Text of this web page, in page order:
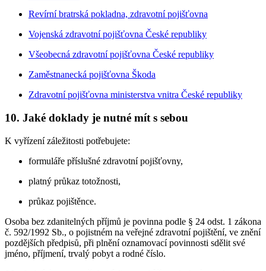
Revírní bratrská pokladna, zdravotní pojišťovna
Vojenská zdravotní pojišťovna České republiky
Všeobecná zdravotní pojišťovna České republiky
Zaměstnanecká pojišťovna Škoda
Zdravotní pojišťovna ministerstva vnitra České republiky
10. Jaké doklady je nutné mít s sebou
K vyřízení záležitosti potřebujete:
formuláře příslušné zdravotní pojišťovny,
platný průkaz totožnosti,
průkaz pojištěnce.
Osoba bez zdanitelných příjmů je povinna podle § 24 odst. 1 zákona
č. 592/1992 Sb., o pojistném na veřejné zdravotní pojištění, ve znění
pozdějších předpisů, při plnění oznamovací povinnosti sdělit své
jméno, příjmení, trvalý pobyt a rodné číslo.